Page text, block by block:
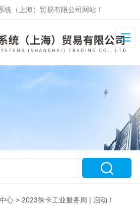
统（上海）贸易有限公司网站！
心 > 2023徕卡工业服务周 | 启动！